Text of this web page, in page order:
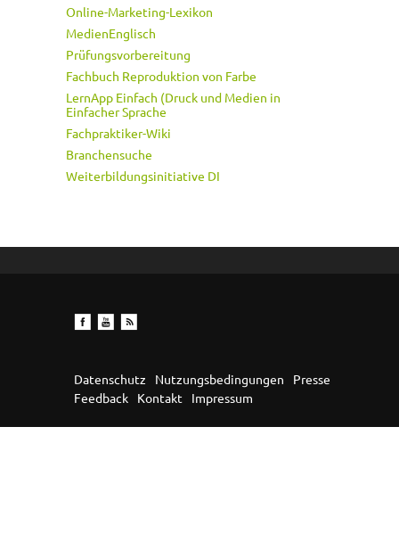
Online-Marketing-Lexikon
MedienEnglisch
Prüfungsvorbereitung
Fachbuch Reproduktion von Farbe
LernApp Einfach (Druck und Medien in
Einfacher Sprache
Fachpraktiker-Wiki
Branchensuche
Weiterbildungsinitiative DI
Datenschutz Nutzungsbedingungen
Presse
Feedback
Kontakt Impressum